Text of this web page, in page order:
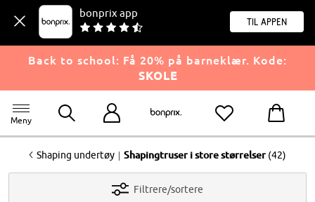
bonprix app
til appen
Back to school: Få 20% på barneklær. Kode:
SKOLE
Meny
<Shaping undertøy | Shapingtruser i store størrelser (42)
Filtrere/sortere